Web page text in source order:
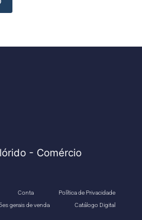
- Comércio
Conta
Política de Privacidade
gerais de venda
Catálogo Digital